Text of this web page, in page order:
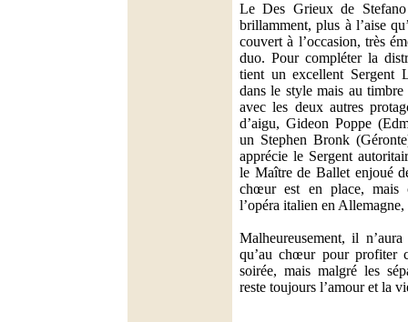
Le Des Grieux de
brillamment, plus à l’aise
couvert à l’occasion, très
duo. Pour compléter la
tient un excellent Sergent
dans le style mais au
avec les deux autres
d’aigu, Gideon Poppe
un Stephen Bronk
apprécie le Sergent
le Maître de Ballet enjoué
chœur est en place, mais
l’opéra italien en
Malheureusement, il
qu’au chœur pour profiter
soirée, mais malgré les
reste toujours l’amour et la